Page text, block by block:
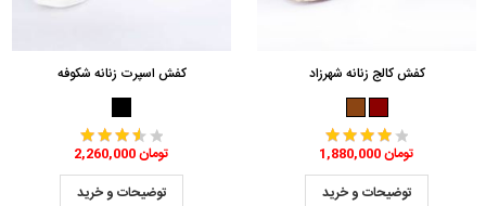
کفش کالج زنانه شهرزاد
1,880,000 تومان
توضیحات و خرید
کفش اسپرت زنانه شکوفه
2,260,000 تومان
توضیحات و خرید